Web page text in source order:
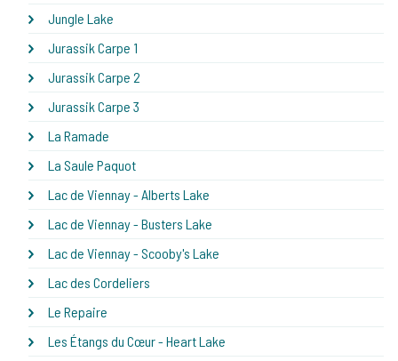
Jungle Lake
Jurassik Carpe 1
Jurassik Carpe 2
Jurassik Carpe 3
La Ramade
La Saule Paquot
Lac de Viennay - Alberts Lake
Lac de Viennay - Busters Lake
Lac de Viennay - Scooby's Lake
Lac des Cordeliers
Le Repaire
Les Étangs du Cœur - Heart Lake